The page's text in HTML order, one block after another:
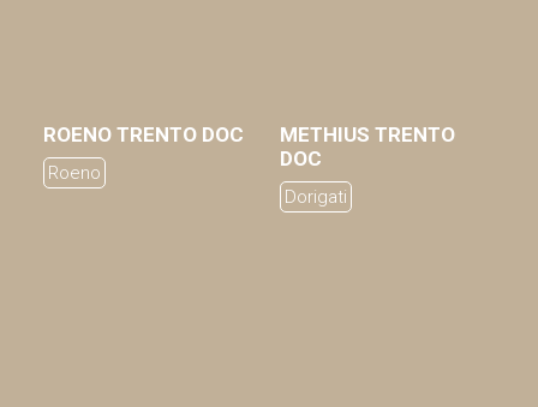
ROENO TRENTO DOC
Roeno
AGGIUNGI AL CARRELLO
METHIUS TRENTO
DOC
Dorigati